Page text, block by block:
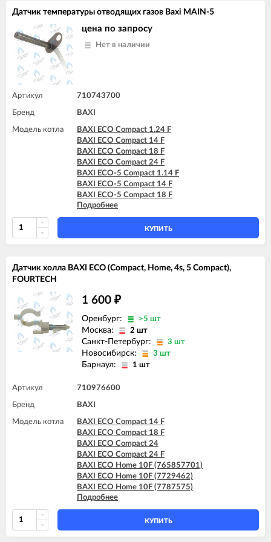
Датчик температуры отводящих газов Baxi MAIN-5
цена по запросу
Нет в наличии
Артикул 710743700
Бренд BAXI
Модель котла
BAXI ECO Compact 1.24 F
BAXI ECO Compact 14 F
BAXI ECO Compact 18 F
BAXI ECO Compact 24 F
BAXI ECO-5 Compact 1.14 F
BAXI ECO-5 Compact 14 F
BAXI ECO-5 Compact 18 F
BAXI ECO-5 Compact 24 F
BAXI ECO-5 Compact 24 F GPL
BAXI MAIN-5 18 F
Подробнее
КУПИТЬ
Датчик холла BAXI ECO (Compact, Home, 4s, 5 Compact),
FOURTECH
1 600 ₽
Оренбург: >5 шт
Москва: 2 шт
Санкт-Петербург: 3 шт
Новосибирск: 3 шт
Барнаул: 1 шт
Артикул 710976600
Бренд BAXI
Модель котла
BAXI ECO Compact 14 F
BAXI ECO Compact 18 F
BAXI ECO Compact 24
BAXI ECO Compact 24 F
BAXI ECO Home 10F (765857701)
BAXI ECO Home 10F (7729462)
BAXI ECO Home 10F (7787575)
BAXI ECO Home 14F (765281001)
BAXI ECO Home 14F (7729463)
BAXI ECO Home 14F (7787576)
BAXI ECO Home 24F (765281101)
Подробнее
КУПИТЬ